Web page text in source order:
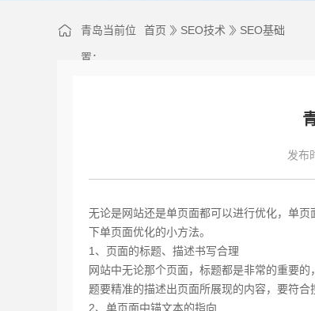
青岛当前位
置：
首页 SEO技术 SEO基础
发布
无论是网站还是单页面都可以进行优化，单
下单页面优化的小方法。
1、页面的标题、描述书写合理
网站中无论那个页面，标题都是非常的重要
题要精准的描述出页面所展现的内容，要符合
2、单页面中锚文本的指向